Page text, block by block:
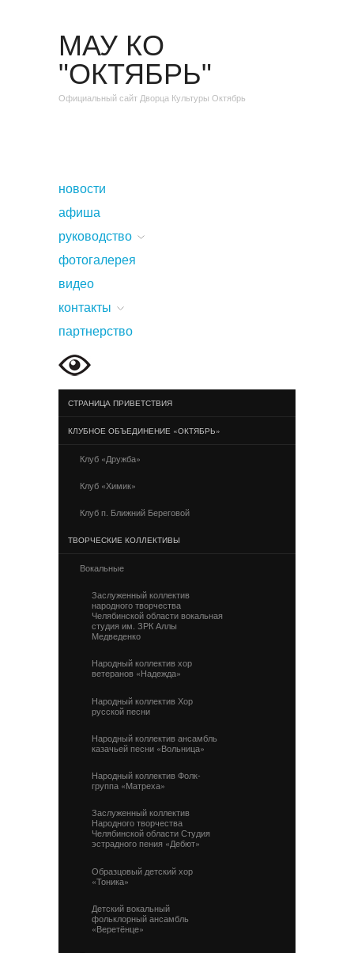
МАУ КО
"ОКТЯБРЬ"
Официальный сайт Дворца Культуры Октябрь
новости
афиша
руководство
фотогалерея
видео
контакты
партнерство
СТРАНИЦА ПРИВЕТСТВИЯ
КЛУБНОЕ ОБЪЕДИНЕНИЕ «ОКТЯБРЬ»
Клуб «Дружба»
Клуб «Химик»
Клуб п. Ближний Береговой
ТВОРЧЕСКИЕ КОЛЛЕКТИВЫ
Вокальные
Заслуженный коллектив
народного творчества
Челябинской области вокальная
студия им. ЗРК Аллы
Медведенко
Народный коллектив хор
ветеранов «Надежда»
Народный коллектив Хор
русской песни
Народный коллектив ансамбль
казачьей песни «Вольница»
Народный коллектив Фолк-
группа «Матреха»
Заслуженный коллектив
Народного творчества
Челябинской области Студия
эстрадного пения «Дебют»
Образцовый детский хор
«Тоника»
Детский вокальный
фольклорный ансамбль
«Веретёнце»